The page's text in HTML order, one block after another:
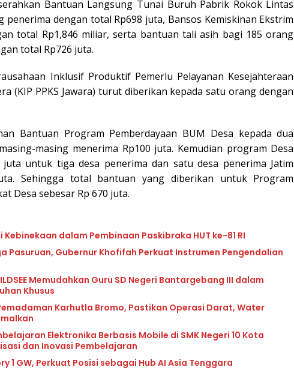
Bantuan Langsung Tunai Buruh Pabrik Rokok Lintas
penerima dengan total Rp698 juta, Bansos Kemiskinan Ekstrim
total Rp1,846 miliar, serta bantuan tali asih bagi 185 orang
total Rp726 juta.
Inklusif Produktif Pemerlu Pelayanan Kesejahteraan
(KIP PPKS Jawara) turut diberikan kepada satu orang dengan
Bantuan Program Pemberdayaan BUM Desa kepada dua
masing menerima Rp100 juta. Kemudian program Desa
juta untuk tiga desa penerima dan satu desa penerima Jatim
Sehingga total bantuan yang diberikan untuk Program
Desa sebesar Rp 670 juta.
dalam Pembinaan Paskibraka HUT ke-81 RI
Pasuruan, Gubernur Khofifah Perkuat Instrumen Pengendalian
Memudahkan Guru SD Negeri Bantargebang III dalam
Khusus
Karhutla Bromo, Pastikan Operasi Darat, Water
Elektronika Berbasis Mobile di SMK Negeri 10 Kota
dan Inovasi Pembelajaran
1 GW, Perkuat Posisi sebagai Hub AI Asia Tenggara